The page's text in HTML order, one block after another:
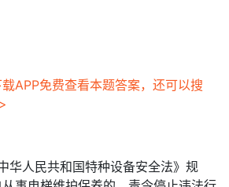
APP免费查看本题答案，还可以搜
华人民共和国特种设备安全法》规